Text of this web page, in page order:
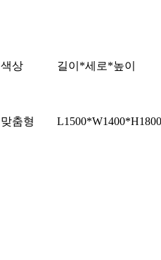
색상 길이*세로*높이
맞춤형